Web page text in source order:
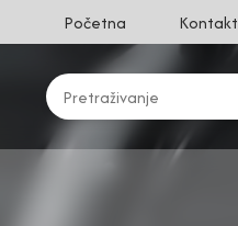
Početna Kontakt